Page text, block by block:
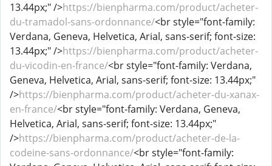
13.44px;" />https://bienpharma.com/product/acheter-
du-tramadol-sans-ordonnance/<br style="font-family:
Verdana, Geneva, Helvetica, Arial, sans-serif; font-size:
13.44px;" />https://bienpharma.com/product/acheter-
du-vicodin-en-france/<br style="font-family: Verdana,
Geneva, Helvetica, Arial, sans-serif; font-size: 13.44px;"
/>https://bienpharma.com/product/acheter-du-xanax-
en-france/<br style="font-family: Verdana, Geneva,
Helvetica, Arial, sans-serif; font-size: 13.44px;"
/>https://bienpharma.com/product/acheter-de-la-
codeine-sans-ordonnance/<br style="font-family: